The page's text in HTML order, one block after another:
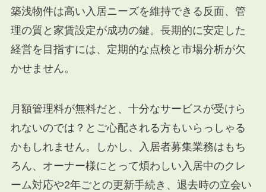
築浅物件は高い入居ニーズを維持できる反面、管
理の質と家賃設定が成功の鍵。長期的に安定した
経営を目指すには、定期的な点検と市場分析が欠
かせません。
月額管理料が無料だと、十分なサービスが受けら
れないのでは？とご心配される方もいらっしゃる
かもしれません。しかし、入居者募集業務はもち
ろん、オーナー様にとって煩わしい入居中のクレ
ーム対応や2年ごとの更新手続き、退去時の立会い